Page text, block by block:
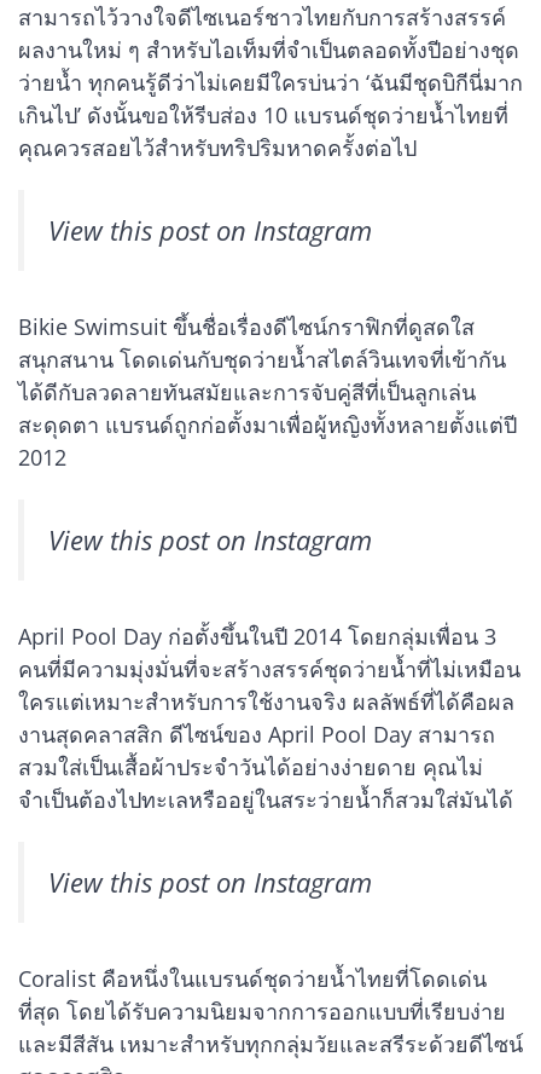
สามารถไว้วางใจดีไซเนอร์ชาวไทยกับการสร้างสรรค์
ผลงานใหม่ ๆ สำหรับไอเท็มที่จำเป็นตลอดทั้งปีอย่างชุด
ว่ายน้ำ ทุกคนรู้ดีว่าไม่เคยมีใครบ่นว่า ‘ฉันมีชุดบิกีนี่มาก
เกินไป’ ดังนั้นขอให้รีบส่อง 10 แบรนด์ชุดว่ายน้ำไทยที่
คุณควรสอยไว้สำหรับทริปริมหาดครั้งต่อไป
View this post on Instagram
Bikie Swimsuit ขึ้นชื่อเรื่องดีไซน์กราฟิกที่ดูสดใส
สนุกสนาน โดดเด่นกับชุดว่ายน้ำสไตล์วินเทจที่เข้ากัน
ได้ดีกับลวดลายทันสมัยและการจับคู่สีที่เป็นลูกเล่น
สะดุดตา แบรนด์ถูกก่อตั้งมาเพื่อผู้หญิงทั้งหลายตั้งแต่ปี
2012
View this post on Instagram
April Pool Day ก่อตั้งขึ้นในปี 2014 โดยกลุ่มเพื่อน 3
คนที่มีความมุ่งมั่นที่จะสร้างสรรค์ชุดว่ายน้ำที่ไม่เหมือน
ใครแต่เหมาะสำหรับการใช้งานจริง ผลลัพธ์ที่ได้คือผล
งานสุดคลาสสิก ดีไซน์ของ April Pool Day สามารถ
สวมใส่เป็นเสื้อผ้าประจำวันได้อย่างง่ายดาย คุณไม่
จำเป็นต้องไปทะเลหรืออยู่ในสระว่ายน้ำก็สวมใส่มันได้
View this post on Instagram
Coralist คือหนึ่งในแบรนด์ชุดว่ายน้ำไทยที่โดดเด่น
ที่สุด โดยได้รับความนิยมจากการออกแบบที่เรียบง่าย
และมีสีสัน เหมาะสำหรับทุกกลุ่มวัยและสรีระด้วยดีไซน์